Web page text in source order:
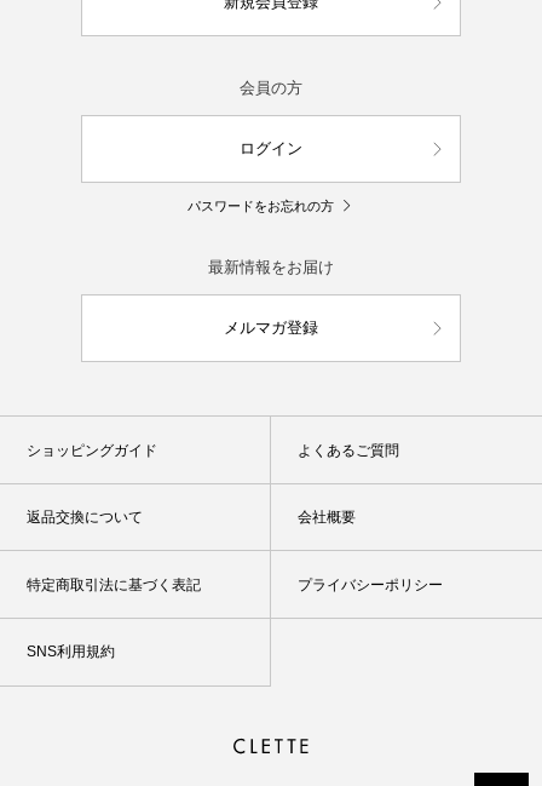
会員の方
ログイン
パスワードをお忘れの方
最新情報をお届け
メルマガ登録
ショッピングガイド よくあるご質問
返品交換について 会社概要
特定商取引法に基づく表記 プライバシーポリシー
SNS利用規約